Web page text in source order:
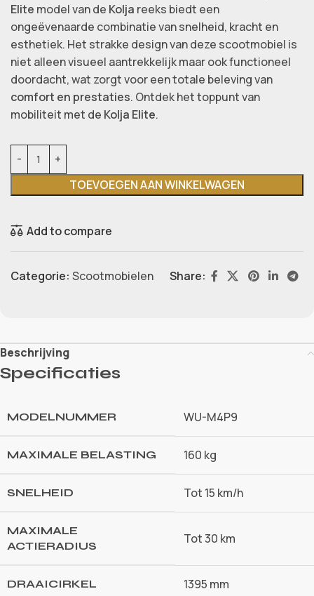
Elite model van de Kolja reeks biedt een
ongeëvenaarde combinatie van snelheid, kracht en
esthetiek. Het strakke design van deze scootmobiel is
niet alleen visueel aantrekkelijk maar ook functioneel
doordacht, wat zorgt voor een totale beleving van
comfort en prestaties. Ontdek het toppunt van
mobiliteit met de Kolja Elite.
TOEVOEGEN AAN WINKELWAGEN
Add to compare
Categorie: Scootmobielen Share:
Beschrijving
Specificaties
MODELNUMMER WU-M4P9
MAXIMALE BELASTING 160 kg
SNELHEID Tot 15 km/h
MAXIMALE
ACTIERADIUS
Tot 30 km
DRAAICIRKEL 1395 mm